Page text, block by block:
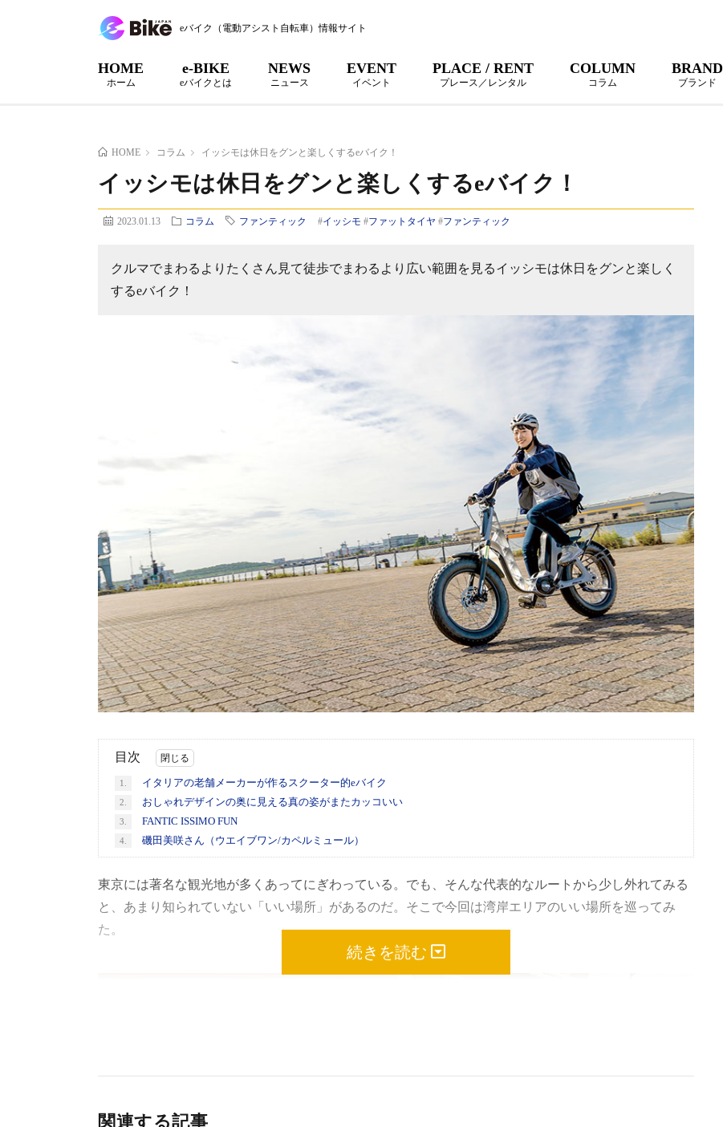
eバイク（電動アシスト自転車）情報サイト
HOME
ホーム
e-BIKE
eバイクとは
NEWS
ニュース
EVENT
イベント
PLACE / RENT
プレース／レンタル
COLUMN
コラム
BRAND
ブランド
HOME コラム イッシモは休日をグンと楽しくするeバイク！
イッシモは休日をグンと楽しくするeバイク！
2023.01.13 コラム ファンティック #イッシモ #ファットタイヤ #ファンティック
クルマでまわるよりたくさん見て徒歩でまわるより広い範囲を見るイッシモは休日をグンと楽しく
するeバイク！
目次
1. イタリアの老舗メーカーが作るスクーター的eバイク
2. おしゃれデザインの奥に見える真の姿がまたカッコいい
3. FANTIC ISSIMO FUN
4. 磯田美咲さん（ウエイブワン/カペルミュール）
東京には著名な観光地が多くあってにぎわっている。でも、そんな代表的なルートから少し外れてみる
と、あまり知られていない「いい場所」があるのだ。そこで今回は湾岸エリアのいい場所を巡ってみ
た。
続きを読む
関連する記事